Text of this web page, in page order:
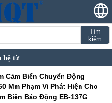
Tìm
kiếm
hệ từ
Cảm Biến Chuyển Động
Mm Phạm Vi Phát Hiện Cho
Biến Báo Động EB-137G